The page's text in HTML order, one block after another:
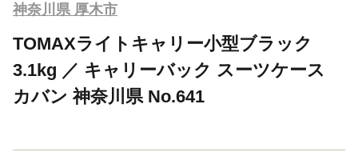
神奈川県 厚木市
TOMAXライトキャリー小型ブラック
3.1kg ／ キャリーバック スーツケース
カバン 神奈川県 No.641